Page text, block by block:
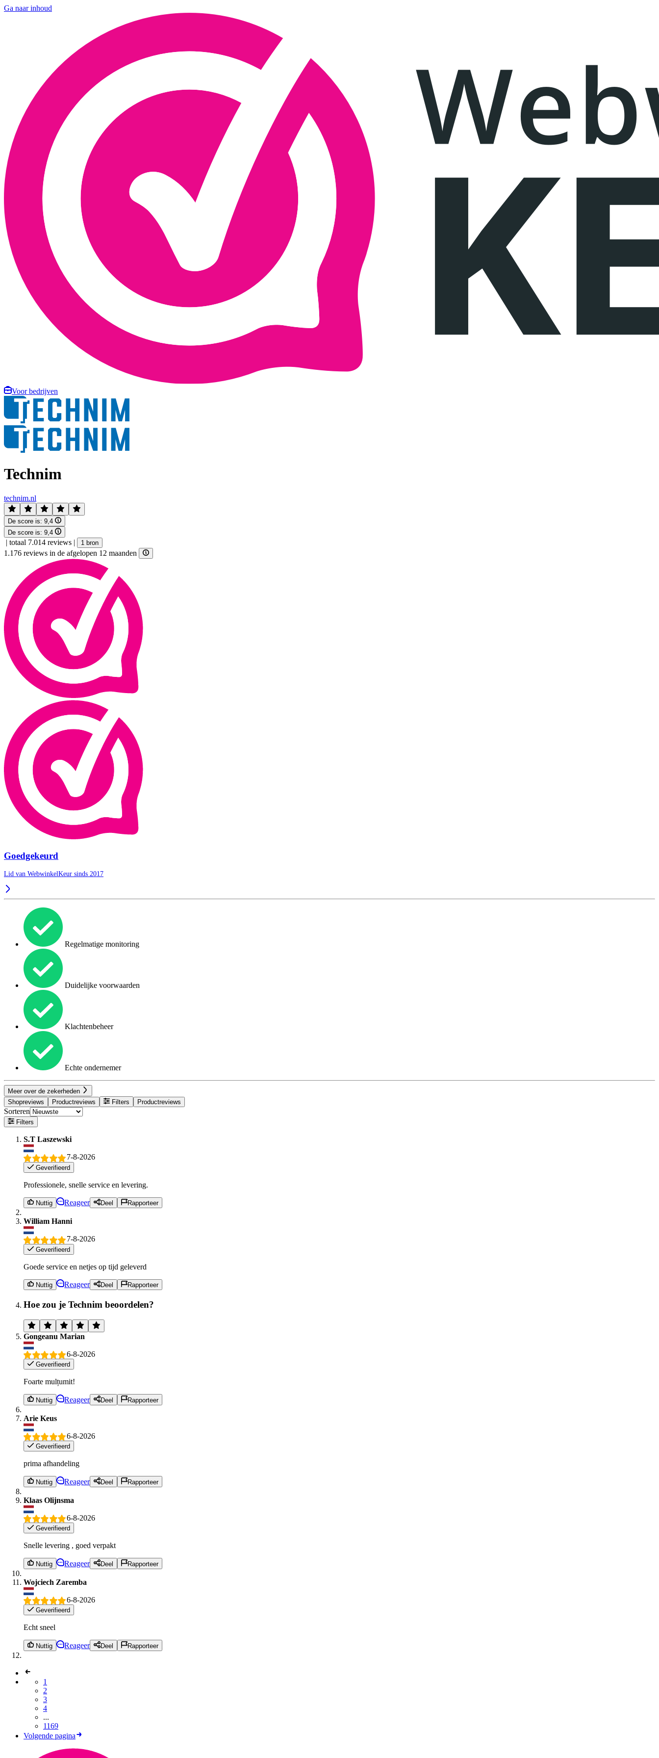
Ga naar inhoud
Voor bedrijven
Technim
technim.nl
De score is: 9,4
De score is: 9,4
| totaal 7.014 reviews | 1 bron
1.176 reviews in de afgelopen 12 maanden
Goedgekeurd
Lid van WebwinkelKeur sinds 2017
Regelmatige monitoring
Duidelijke voorwaarden
Klachtenbeheer
Echte ondernemer
Meer over de zekerheden
Shopreviews
Productreviews Filters Productreviews
Sorteren
Filters
S.T Laszewski
7-8-2026
Geverifieerd
Professionele, snelle service en levering.
Nuttig Reageer Deel Rapporteer
William Hanni
7-8-2026
Geverifieerd
Goede service en netjes op tijd geleverd
Nuttig Reageer Deel Rapporteer
Hoe zou je Technim beoordelen?
Gongeanu Marian
6-8-2026
Geverifieerd
Foarte mulțumit!
Nuttig Reageer Deel Rapporteer
Arie Keus
6-8-2026
Geverifieerd
prima afhandeling
Nuttig Reageer Deel Rapporteer
Klaas Olijnsma
6-8-2026
Geverifieerd
Snelle levering , goed verpakt
Nuttig Reageer Deel Rapporteer
Wojciech Zaremba
6-8-2026
Geverifieerd
Echt sneel
Nuttig Reageer Deel Rapporteer
1
2
3
4
...
1169
Volgende pagina